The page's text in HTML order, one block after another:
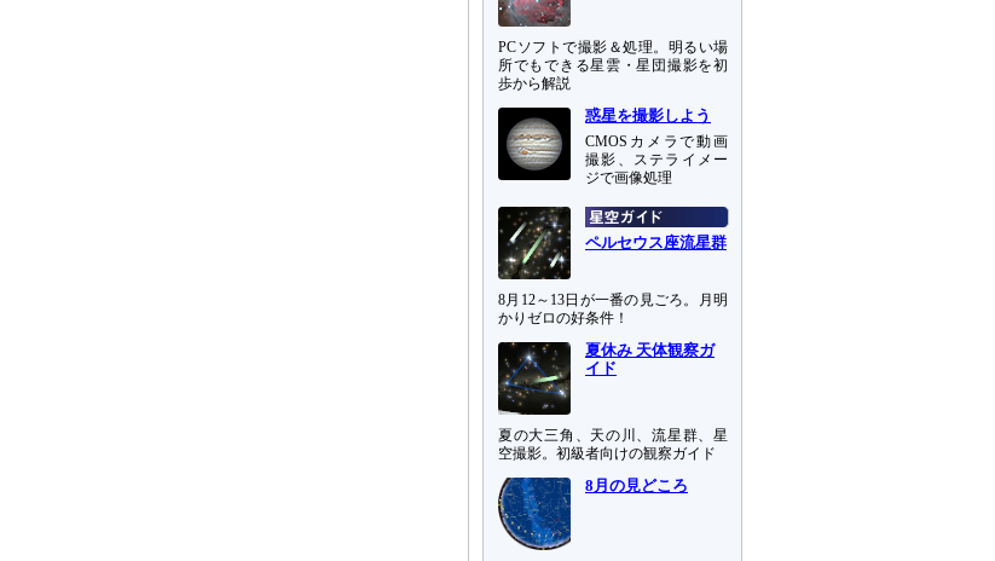
PCソフトで撮影＆処理。明るい場
所でもできる星雲・星団撮影を初
歩から解説
惑星を撮影しよう
CMOSカメラで動画
撮影、ステライメー
ジで画像処理
ペルセウス座流星群
8月12～13日が一番の見ごろ。月明
かりゼロの好条件！
夏休み 天体観察ガ
イド
夏の大三角、天の川、流星群、星
空撮影。初級者向けの観察ガイド
8月の見どころ